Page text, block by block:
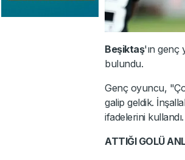
Beşiktaş'ın genç
bulundu.
Genç oyuncu,
galip geldik.
ifadelerini kullandı.
ATTIĞI GOLÜ